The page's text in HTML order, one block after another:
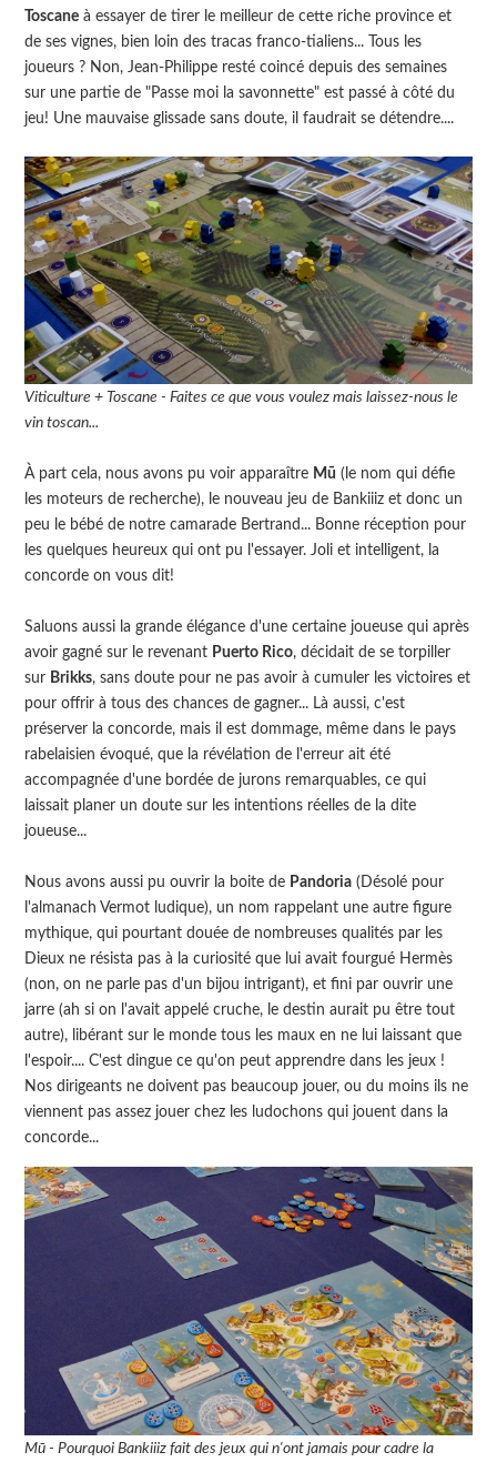
Toscane à essayer de tirer le meilleur de cette riche province et
de ses vignes, bien loin des tracas franco-tialiens... Tous les
joueurs ? Non, Jean-Philippe resté coincé depuis des semaines
sur une partie de "Passe moi la savonnette" est passé à côté du
jeu! Une mauvaise glissade sans doute, il faudrait se détendre....
Viticulture + Toscane - Faites ce que vous voulez mais laissez-nous le
vin toscan...
À part cela, nous avons pu voir apparaître Mū (le nom qui défie
les moteurs de recherche), le nouveau jeu de Bankiiiz et donc un
peu le bébé de notre camarade Bertrand... Bonne réception pour
les quelques heureux qui ont pu l'essayer. Joli et intelligent, la
concorde on vous dit!
Saluons aussi la grande élégance d'une certaine joueuse qui après
avoir gagné sur le revenant Puerto Rico, décidait de se torpiller
sur Brikks, sans doute pour ne pas avoir à cumuler les victoires et
pour offrir à tous des chances de gagner... Là aussi, c'est
préserver la concorde, mais il est dommage, même dans le pays
rabelaisien évoqué, que la révélation de l'erreur ait été
accompagnée d'une bordée de jurons remarquables, ce qui
laissait planer un doute sur les intentions réelles de la dite
joueuse...
Nous avons aussi pu ouvrir la boite de Pandoria (Désolé pour
l'almanach Vermot ludique), un nom rappelant une autre figure
mythique, qui pourtant douée de nombreuses qualités par les
Dieux ne résista pas à la curiosité que lui avait fourgué Hermès
(non, on ne parle pas d'un bijou intrigant), et fini par ouvrir une
jarre (ah si on l'avait appelé cruche, le destin aurait pu être tout
autre), libérant sur le monde tous les maux en ne lui laissant que
l'espoir.... C'est dingue ce qu'on peut apprendre dans les jeux !
Nos dirigeants ne doivent pas beaucoup jouer, ou du moins ils ne
viennent pas assez jouer chez les ludochons qui jouent dans la
concorde...
Mū - Pourquoi Bankiiiz fait des jeux qui n'ont jamais pour cadre la